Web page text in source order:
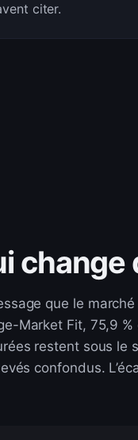
citer.
que le
Market Fit, 75,9
restent sous le
confondus.